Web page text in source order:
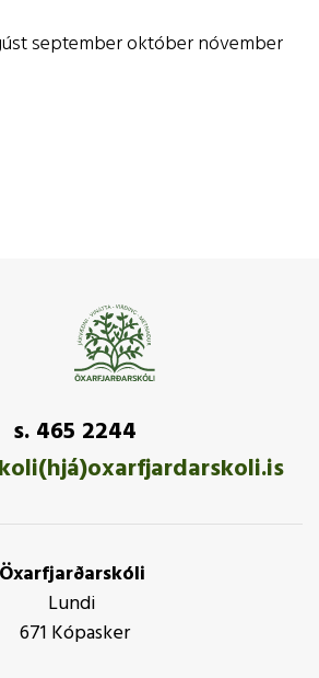
septemberoktóbernóvember
s. 465 2244
Öxarfjarðarskóli
Lundi
671 Kópasker